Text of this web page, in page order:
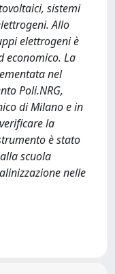
sistemi
Allo
elettrogeni è
economico. La
nel
Poli.NRG,
di Milano e in
la
è stato
scuola
nelle